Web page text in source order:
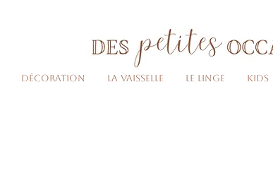
Décoration La vaisselle Le linge Kids